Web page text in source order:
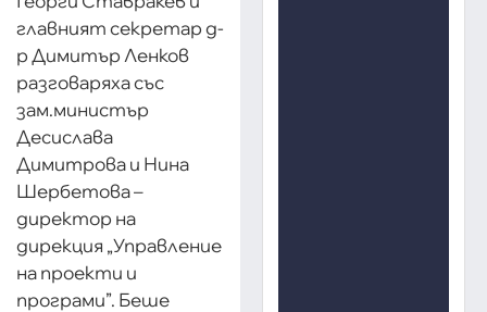
главният секретар д-
р Димитър Ленков
разговаряха със
зам.министър
Десислава
Димитрова и Нина
Шербетова –
директор на
дирекция „Управление
на проекти и
програми”. Беше